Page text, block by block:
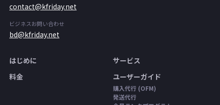
contact@kfriday.net
ビジネスお問い合わせ
bd@kfriday.net
はじめに
サービス
料金
ユーザーガイド
購入代行 (OFM)
発送代行